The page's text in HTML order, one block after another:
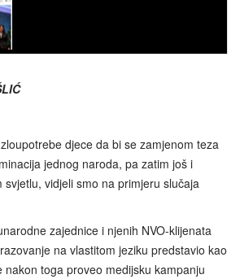
djece da bi se zamjenom teza
jednog naroda, pa zatim još i
vidjeli smo na primjeru slučaja
zajednice i njenih NVO-klijenata
na vlastitom jeziku predstavio kao
nakon toga proveo medijsku kampanju